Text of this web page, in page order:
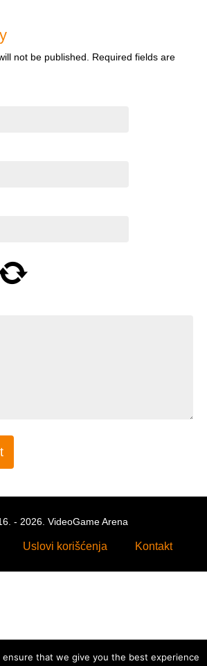
not be published. Required fields are
- 2026. VideoGame Arena
Uslovi korišćenja Kontakt
ensure that we give you the best experience